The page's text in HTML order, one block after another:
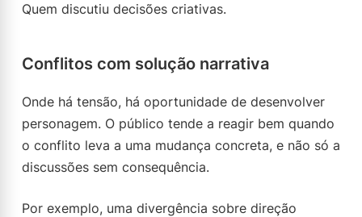
Quem discutiu decisões criativas.
Conflitos com solução narrativa
Onde há tensão, há oportunidade de desenvolver
personagem. O público tende a reagir bem quando
o conflito leva a uma mudança concreta, e não só a
discussões sem consequência.
Por exemplo, uma divergência sobre direção